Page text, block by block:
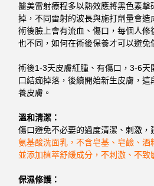
醫美雷射療程多以熱效應將黑色素擊
掉，不同雷射的波長與施打劑量會造
術後臉上會有流血、傷口，每個人修
也不同，如何在術後保養才可以避免
術後1-3天皮膚紅腫、有傷口，3-6
口結痂掉落，後續開始新生皮膚，
養皮膚。
溫和淸潔：
傷口避免不必要的過度清潔、刺激，
氨基酸洗面乳，不含皂基、皂鹼、
並添加植萃舒緩成分，不刺激、不致
保濕修護：